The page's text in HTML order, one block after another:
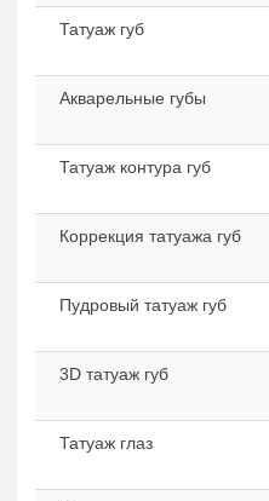
Татуаж губ
Акварельные губы
Татуаж контура губ
Коррекция татуажа губ
Пудровый татуаж губ
3D татуаж губ
Татуаж глаз